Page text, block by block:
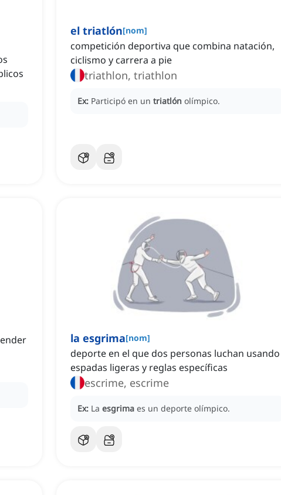
el triatlón[nom]
competición deportiva que combina natación,
ciclismo y carrera a pie
triathlon, triathlon
Ex: Participó en un triatlón olímpico.
la esgrima[nom]
deporte en el que dos personas luchan usando
espadas ligeras y reglas específicas
escrime, escrime
Ex: La esgrima es un deporte olímpico.